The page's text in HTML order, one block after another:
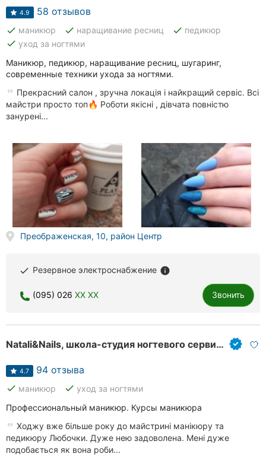
Все
рубрики
города:
Кропивницкий
Винница
Житомир
Хмельницкий
Ровно
Киев
Харьков
Днепр
Львов
4.9 58 отзывов
done маникюр done наращивание ресниц done педикюр
done уход за ногтями
Маникюр, педикюр, наращивание ресниц, шугаринг,
современные техники ухода за ногтями.
Прекрасний салон , зручна локація і найкращий сервіс. Всі
майстри просто топ🔥 Роботи якісні , дівчата повністю
занурені...
Преображенская, 10, район Центр
done Резервное электроснабжение info
(095) 026 XX XX Звонить
Natali&Nails, школа-студия ногтевого сервиса
4.7 94 отзыва
done маникюр done уход за ногтями
Профессиональный маникюр. Курсы маникюра
Ходжу вже більше року до майстрині манікюру та
педикюру Любочки. Дуже нею задоволена. Мені дуже
подобається як вона роби...